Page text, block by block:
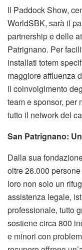
Il Paddock Show,
WorldSBK, sarà il
partnership e delle
Patrignano. Per
installati totem
maggiore affluenza
il coinvolgimento
team e sponsor, per
tutto il network del
San Patrignano:
Dalla sua
oltre 26.000
loro non solo un
assistenza legale,
professionale, tutto
sostiene circa 800
e minori con